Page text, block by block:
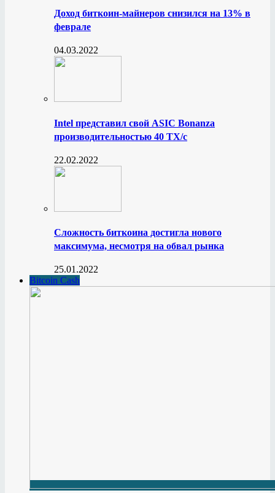
Доход биткоин-майнеров снизился на 13% в
феврале
04.03.2022
Intel представил свой ASIC Bonanza
производительностью 40 ТХ/с
22.02.2022
Сложность биткоина достигла нового
максимума, несмотря на обвал рынка
25.01.2022
Bitcoin Cash